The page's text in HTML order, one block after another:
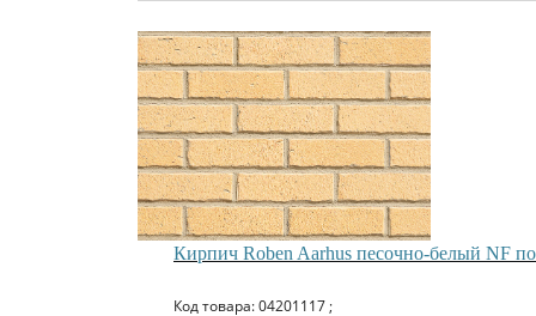
Кирпич Roben Aarhus песочно-белый NF
Код товара: 04201117 ;